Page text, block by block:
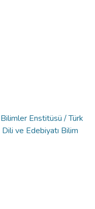
Enstitüsü / Türk
ve Edebiyatı Bilim